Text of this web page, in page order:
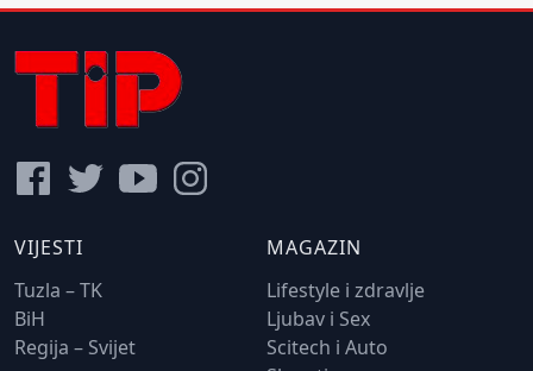
VIJESTI
Tuzla – TK
BiH
Regija – Svijet
MAGAZIN
Lifestyle i zdravlje
Ljubav i Sex
Scitech i Auto